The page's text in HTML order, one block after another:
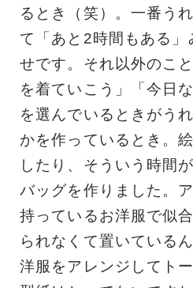
るとき（笑）。一番う
て「あと2時間もある
せです。それ以外のこ
を着ていこう」「今日
を選んでいるときがう
かを作っているとき。
したり、そういう時間
バッグを作りました。
持っているお洋服で似
られなくて置いている
洋服をアレンジしてト